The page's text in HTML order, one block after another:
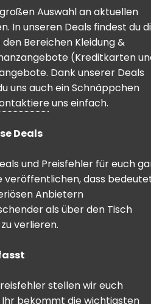
Auswahl an aktuellen
In unseren Deals findest du
Bereichen Kleidung &
(Kreditkarten
Dank unserer Deals
uns auch ein Schnäppchen
uns einfach.
Deals
und Preisfehler für euch
veröffentlichen, dass
Anbietern
als über den Tisch
verlieren.
stellen wir euch
bekommt die wichtigsten